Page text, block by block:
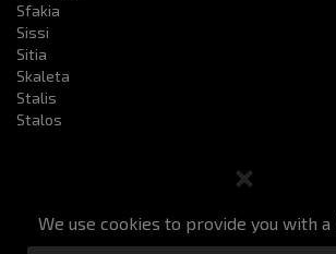
We use cookies to provide you with
Sfakia
Sissi
Sitia
Skaleta
Stalis
Stalos
Taxi e prenotazione Prezzi I nostri